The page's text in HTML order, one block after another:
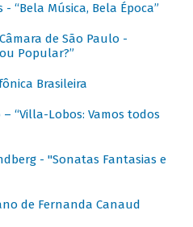
- “Bela Música, Bela Época”
de São Paulo -
Popular?”
Brasileira
“Villa-Lobos: Vamos todos
- "Sonatas Fantasias e
de Fernanda Canaud